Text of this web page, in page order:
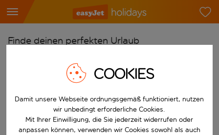
Finde deinen perfekten Urlaub
Flughafen wählen
Beginne mit der Eingabe für die automatische
Reiseziel wählen
Nach
Wann
COOKIES
Damit unsere Webseite ordnungsgemäß funktioniert, nutzen
wir unbedingt erforderliche Cookies.
Mit Ihrer Einwilligung, die Sie jederzeit widerrufen oder
anpassen können, verwenden wir Cookies sowohl als auch